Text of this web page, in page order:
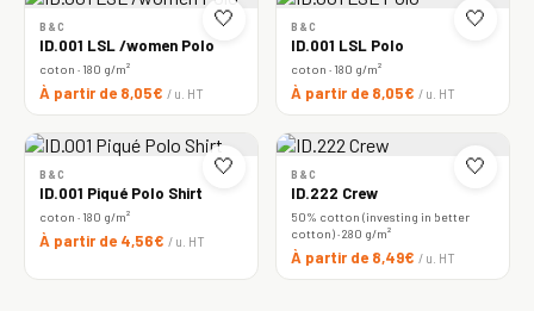
🤍
B&C
ID.001 LSL /women Polo
coton · 180 g/m²
À partir de 8,05€ / u. HT
🤍
B&C
ID.001 LSL Polo
coton · 180 g/m²
À partir de 8,05€ / u. HT
🤍
B&C
ID.001 Piqué Polo Shirt
coton · 180 g/m²
À partir de 4,56€ / u. HT
🤍
B&C
ID.222 Crew
50% cotton (investing in better
cotton) · 280 g/m²
À partir de 8,49€ / u. HT